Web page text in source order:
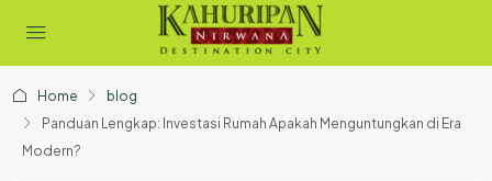
Home
blog
Panduan Lengkap: Investasi Rumah Apakah Menguntungkan di Era
Modern?